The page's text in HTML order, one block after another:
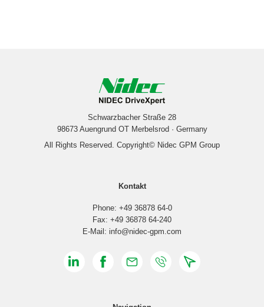
Schwarzbacher Straße 28
98673 Auengrund OT Merbelsrod · Germany
All Rights Reserved. Copyright© Nidec GPM Group
Kontakt
Phone: +49 36878 64-0
Fax: +49 36878 64-240
E-Mail: info@nidec-gpm.com